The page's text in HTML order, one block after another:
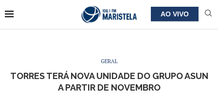
AO VIVO
GERAL
TORRES TERÁ NOVA UNIDADE DO GRUPO ASUN
A PARTIR DE NOVEMBRO